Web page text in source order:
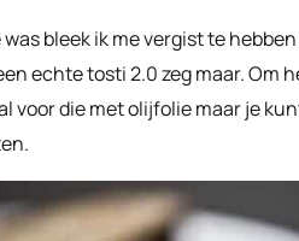
bleek ik me vergist te
echte tosti 2.0 zeg maar. Om
voor die met olijfolie maar je